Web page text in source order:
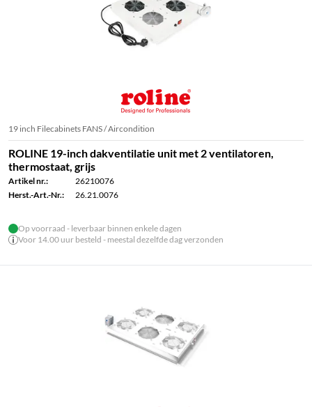
19 inch Filecabinets FANS / Aircondition
ROLINE 19-inch dakventilatie unit met 2 ventilatoren,
thermostaat, grijs
Artikel nr.:
26210076
Herst.-Art.-Nr.:
26.21.0076
Op voorraad - leverbaar binnen enkele dagen
Voor 14.00 uur besteld - meestal dezelfde dag verzonden